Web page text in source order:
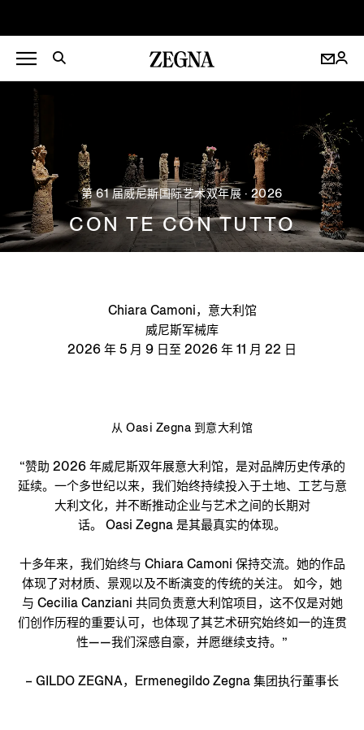
第 61 届威尼斯国际艺术双年展 · 2026
CON TE CON TUTTO
Chiara Camoni，意大利馆
威尼斯军械库
2026 年 5 月 9 日至 2026 年 11 月 22 日
从 Oasi Zegna 到意大利馆
“赞助 2026 年威尼斯双年展意大利馆，是对品牌历史传承的
延续。一个多世纪以来，我们始终持续投入于土地、工艺与意
大利文化，并不断推动企业与艺术之间的长期对
话。 Oasi Zegna 是其最真实的体现。
十多年来，我们始终与 Chiara Camoni 保持交流。她的作品
体现了对材质、景观以及不断演变的传统的关注。 如今，她
与 Cecilia Canziani 共同负责意大利馆项目，这不仅是对她
们创作历程的重要认可，也体现了其艺术研究始终如一的连贯
性——我们深感自豪，并愿继续支持。”
– GILDO ZEGNA，Ermenegildo Zegna 集团执行董事长